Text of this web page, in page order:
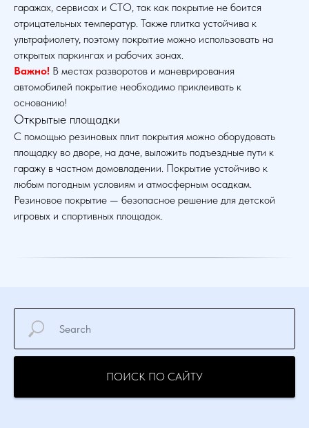
гаражах, сервисах и СТО, так как покрытие не боится
отрицательных температур. Также плитка устойчива к
ультрафиолету, поэтому покрытие можно использовать на
открытых паркингах и рабочих зонах.
Важно! В местах разворотов и маневрирования
автомобилей покрытие необходимо приклеивать к
основанию!
Открытые площадки
С помощью резиновых плит покрытия можно оборудовать
площадку во дворе, на даче, выложить подъездные пути к
гаражу в частном домовладении. Покрытие устойчиво к
любым погодным условиям и атмосферным осадкам.
Резиновое покрытие — безопасное решение для детской
игровых и спортивных площадок.
ПОИСК ПО САЙТУ